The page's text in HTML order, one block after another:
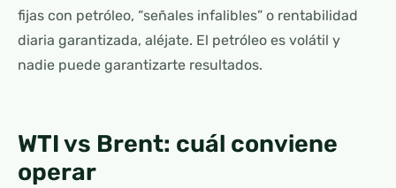
fijas con petróleo, “señales infalibles” o rentabilidad
diaria garantizada, aléjate. El petróleo es volátil y
nadie puede garantizarte resultados.
WTI vs Brent: cuál conviene
operar